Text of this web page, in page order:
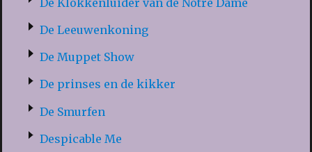
De Leeuwenkoning
De Muppet Show
De prinses en de kikker
De Smurfen
Despicable Me